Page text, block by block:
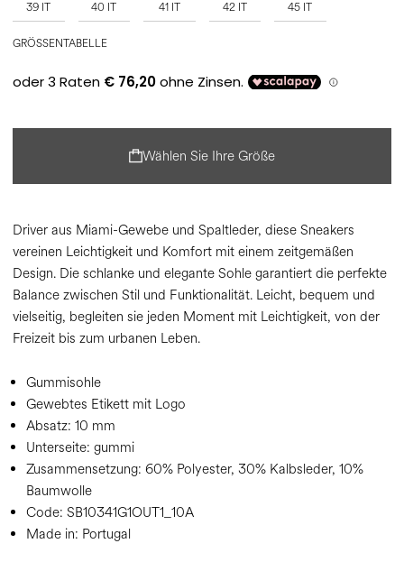
39 IT 40 IT 41 IT 42 IT 45 IT
GRÖSSENTABELLE
Wählen Sie Ihre Größe
Driver aus Miami-Gewebe und Spaltleder, diese Sneakers
vereinen Leichtigkeit und Komfort mit einem zeitgemäßen
Design. Die schlanke und elegante Sohle garantiert die perfekte
Balance zwischen Stil und Funktionalität. Leicht, bequem und
vielseitig, begleiten sie jeden Moment mit Leichtigkeit, von der
Freizeit bis zum urbanen Leben.
Gummisohle
Gewebtes Etikett mit Logo
Absatz: 10 mm
Unterseite: gummi
Zusammensetzung: 60% Polyester, 30% Kalbsleder, 10%
Baumwolle
Code: SB10341G1OUT1_10A
Made in: Portugal